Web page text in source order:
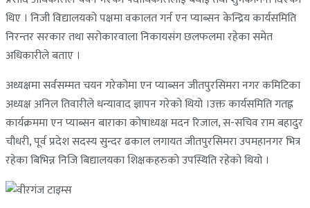
थिए । निजी विद्यालयको पक्षमा वकालत गर्न एन प्याब्सन केन्द्रिय कार्यसमिति
निरन्तर सरकार तथा सरोकारवाला निकायसंग छलफलमा रहेका समेत
अधिकारीले बताए ।
अध्यक्षमा सर्वसम्मत चयन गरेकोमा एन प्याब्सन जीतपुरसिमरा नगर कमिटिका
अध्यक्ष अनिल तिवारीले धन्यावाद ज्ञापन गरेको थियो ।उक्त कार्यसमिति गतह्न
कार्यक्रममा एन प्याब्सन बाराका कोषाध्यक्ष मदन रिजाल, स-सचिव राम बहादुर
चौधरी, पूर्व प्रदेश सदस्य सुन्दर ढकाल लगायत जीतपुरसिमरा उपमहानगर भित्र
रहेका बिभिन्न निजि बिद्यालयका शिक्षकहरुको उपस्थिति रहेको थियो ।